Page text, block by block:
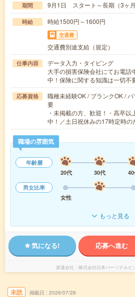
期間 9月1日 スタート～長期（3ヶ月
時給 時給1500円～1600円
交通費
交通費別途支給（規定）
仕事内容
データ入力・タイピング
大手の損害保険会社にてお電話
中！保険に関する知識は一切
応募資格
職種未経験OK / ブランクOK /
要
・未掲載の方、歓迎！・高卒
中！／土日祝休みの17時定時
職場の雰囲気
年齢層
20代
30代
男女比率
女性
もっと見る
気になる! 応募へ進む
派遣会社 株式会社日本パーソナル
未読 掲載日 2026/07/28